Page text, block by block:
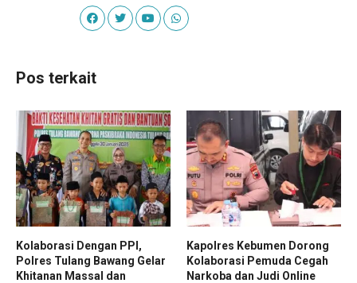
Pos terkait
Kolaborasi Dengan PPI,
Polres Tulang Bawang Gelar
Khitanan Massal dan
Kapolres Kebumen Dorong
Kolaborasi Pemuda Cegah
Narkoba dan Judi Online